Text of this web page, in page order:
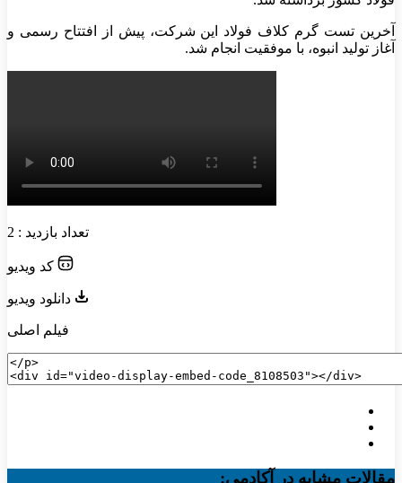
آخرین تست گرم کلاف فولاد این شرکت، پیش از افتتاح رسمی و
آغاز تولید انبوه، با موفقیت انجام شد.
تعداد بازدید : 2
فیلم اصلی
مقالات مشابه در آکادمی: